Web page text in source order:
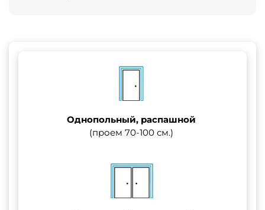
Однопольный, распашной
(проем 70-100 см.)